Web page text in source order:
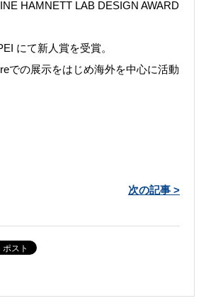
HAMNETT LAB DESIGN AWARD
にて新人賞を受賞。
での展示をはじめ海外を中心に活動
次の記事 >